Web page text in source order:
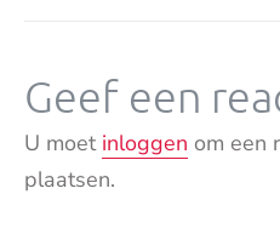
Geef een
U moet inloggen om een
plaatsen.